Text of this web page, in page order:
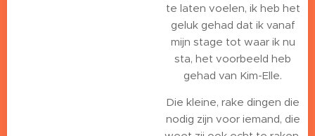
te laten voelen, ik heb het
geluk gehad dat ik vanaf
mijn stage tot waar ik nu
sta, het voorbeeld heb
gehad van Kim-Elle.
Die kleine, rake dingen die
nodig zijn voor iemand, die